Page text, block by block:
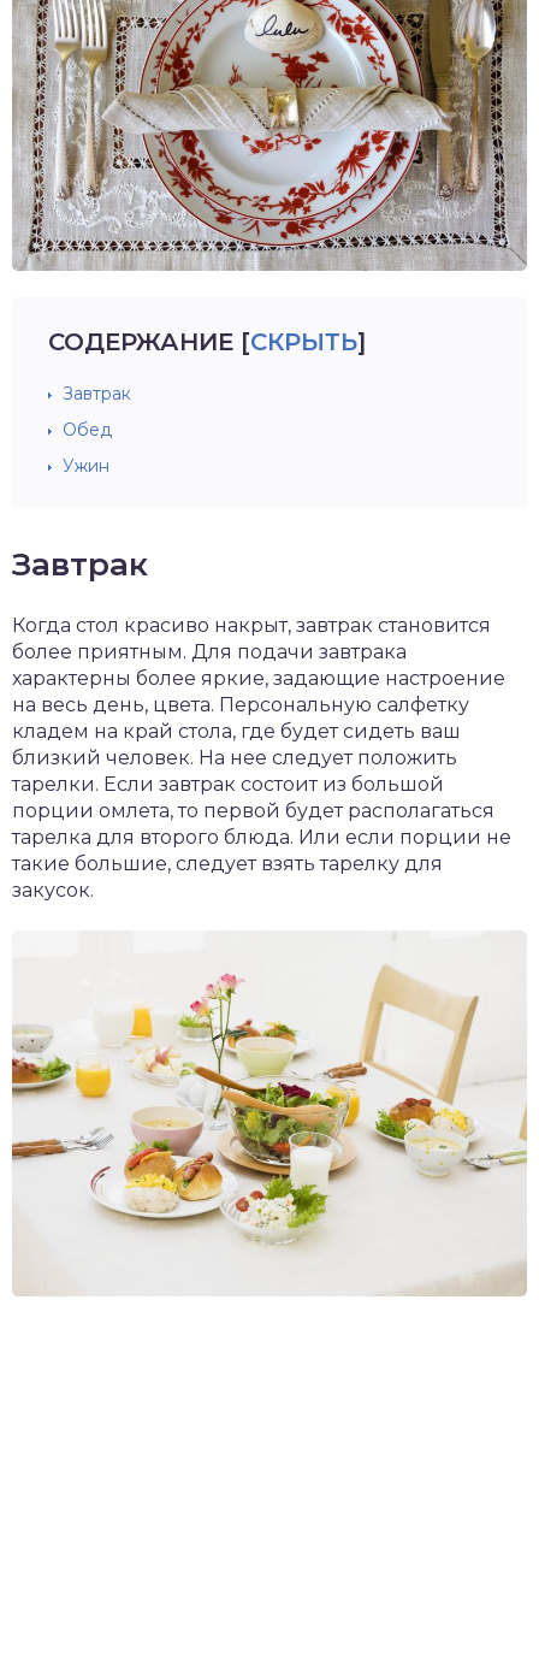
СОДЕРЖАНИЕ [СКРЫТЬ]
Завтрак
Обед
Ужин
Завтрак
Когда стол красиво накрыт, завтрак становится
более приятным. Для подачи завтрака
характерны более яркие, задающие настроение
на весь день, цвета. Персональную салфетку
кладем на край стола, где будет сидеть ваш
близкий человек. На нее следует положить
тарелки. Если завтрак состоит из большой
порции омлета, то первой будет располагаться
тарелка для второго блюда. Или если порции не
такие большие, следует взять тарелку для
закусок.